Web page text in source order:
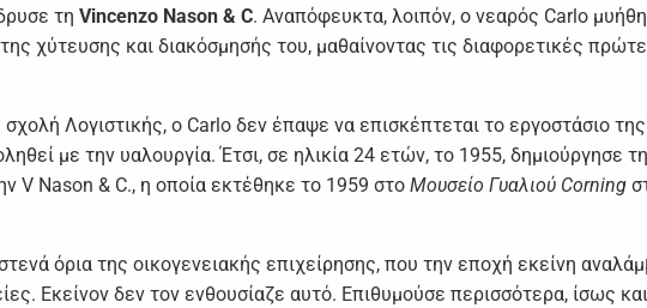
τη Vincenzo Nason & C. Αναπόφευκτα, λοιπόν, ο νεαρός Carlo
χύτευσης και διακόσμησής του, μαθαίνοντας τις διαφορετικές
Λογιστικής, ο Carlo δεν έπαψε να επισκέπτεται το εργοστάσιο της
με την υαλουργία. Έτσι, σε ηλικία 24 ετών, το 1955, δημιούργησε
V Nason & C., η οποία εκτέθηκε το 1959 στο Μουσείο Γυαλιού Corning
όρια της οικογενειακής επιχείρησης, που την εποχή εκείνη
Εκείνον δεν τον ενθουσίαζε αυτό. Επιθυμούσε περισσότερα, ίσως και